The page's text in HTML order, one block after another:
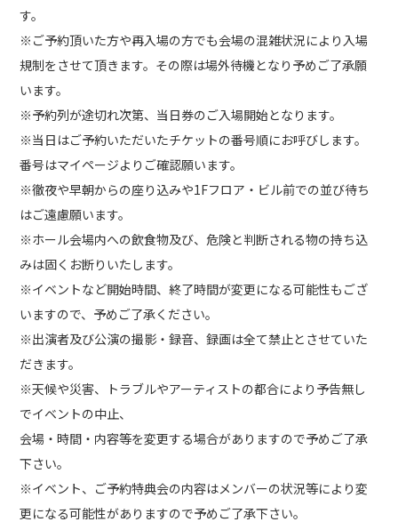
す。
※ご予約頂いた方や再入場の方でも会場の混雑状況により入場
規制をさせて頂きます。その際は場外待機となり予めご了承願
います。
※予約列が途切れ次第、当日券のご入場開始となります。
※当日はご予約いただいたチケットの番号順にお呼びします。
番号はマイページよりご確認願います。
※徹夜や早朝からの座り込みや1Fフロア・ビル前での並び待ち
はご遠慮願います。
※ホール会場内への飲食物及び、危険と判断される物の持ち込
みは固くお断りいたします。
※イベントなど開始時間、終了時間が変更になる可能性もござ
いますので、予めご了承ください。
※出演者及び公演の撮影・録音、録画は全て禁止とさせていた
だきます。
※天候や災害、トラブルやアーティストの都合により予告無し
でイベントの中止、
会場・時間・内容等を変更する場合がありますので予めご了承
下さい。
※イベント、ご予約特典会の内容はメンバーの状況等により変
更になる可能性がありますので予めご了承下さい。